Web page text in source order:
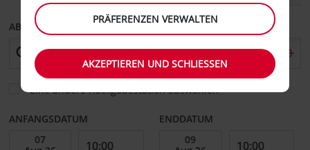
ABHOLEN VON
Eine andere Rückgabestation auswählen
ANFANGSDATUM ENDDATUM
PRÄFERENZEN VERWALTEN
AKZEPTIEREN UND SCHLIESSEN